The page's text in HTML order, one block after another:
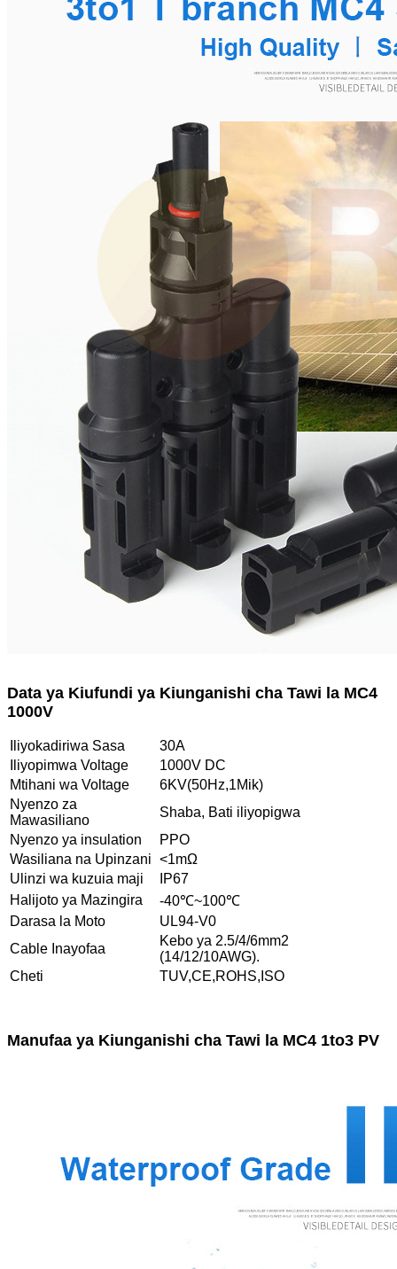
Data ya Kiufundi ya Kiunganishi cha Tawi la MC4
1000V
Iliyokadiriwa Sasa
30A
Iliyopimwa Voltage
1000V DC
Mtihani wa Voltage
6KV(50Hz,1Mik)
Nyenzo za
Mawasiliano
Shaba, Bati iliyopigwa
Nyenzo ya insulation
PPO
Wasiliana na Upinzani <1mΩ
Ulinzi wa kuzuia maji
IP67
Halijoto ya Mazingira
-40℃~100℃
Darasa la Moto
UL94-V0
Cable Inayofaa
Kebo ya 2.5/4/6mm2
(14/12/10AWG).
Cheti
TUV,CE,ROHS,ISO
Manufaa ya Kiunganishi cha Tawi la MC4 1to3 PV